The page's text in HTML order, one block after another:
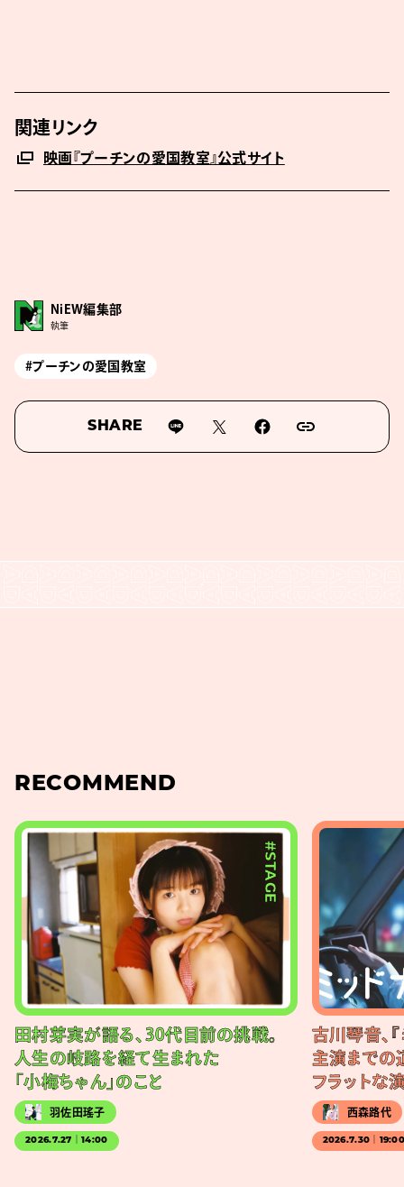
関連リンク
映画『プーチンの愛国教室』公式サイト
NiEW編集部
執筆
#プーチンの愛国教室
SHARE
RECOMMEND
#STAGE
田村芽実が語る、30代目前の挑戦。
人生の岐路を経て生まれた
「小梅ちゃん」のこと
羽佐田瑤子
2026.7.27｜14:00
古川琴音、
主演までの
フラットな
西森路代
2026.7.30｜